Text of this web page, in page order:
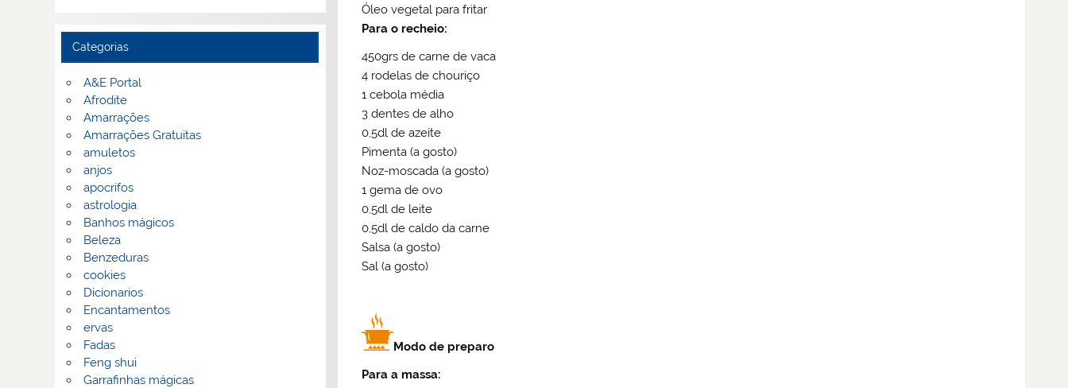
Óleo vegetal para fritar
Para o recheio:
450grs de carne de vaca
4 rodelas de chouriço
1 cebola média
3 dentes de alho
0,5dl de azeite
Pimenta (a gosto)
Noz-moscada (a gosto)
1 gema de ovo
0,5dl de leite
0,5dl de caldo da carne
Salsa (a gosto)
Sal (a gosto)
Modo de preparo
Para a massa:
Categorias
A&E Portal
Afrodite
Amarrações
Amarrações Gratuitas
amuletos
anjos
apocrifos
astrologia
Banhos mágicos
Beleza
Benzeduras
cookies
Dicionarios
Encantamentos
ervas
Fadas
Feng shui
Garrafinhas mágicas